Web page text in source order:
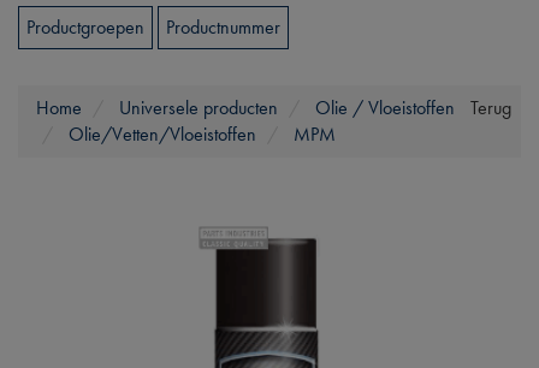
Productgroepen Productnummer
Terug
Home Universele producten
Olie / Vloeistoffen
Olie/Vetten/Vloeistoffen
MPM